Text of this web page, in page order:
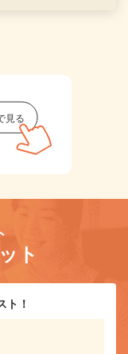
ト
ト！